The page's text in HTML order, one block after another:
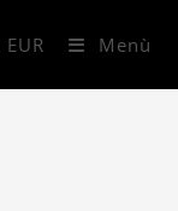
EUR Menù